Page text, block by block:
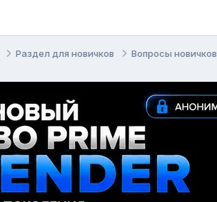
Раздел для новичков Вопросы новичков